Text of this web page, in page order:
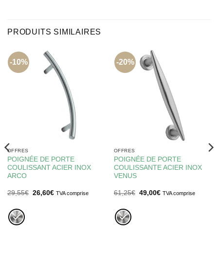
PRODUITS SIMILAIRES
-10%
OFFRES
POIGNÉE DE PORTE
COULISSANT ACIER INOX
ARCO
29,55€ Le
26,60€Le
TVA comprise
-20%
OFFRES
POIGNÉE DE PORTE
COULISSANTE ACIER INOX
VENUS
61,25€ Le
49,00€Le
TVA comprise